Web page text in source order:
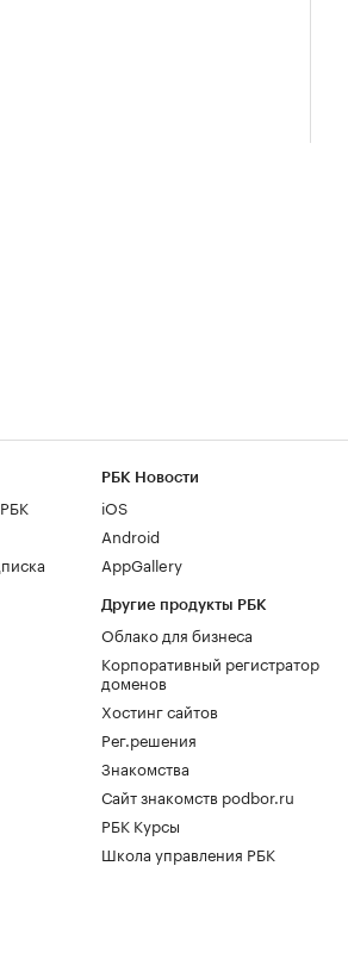
РБК Новости
iOS
Android
AppGallery
Другие продукты РБК
Облако для бизнеса
Корпоративный регистратор
доменов
Хостинг сайтов
Рег.решения
Знакомства
Сайт знакомств podbor.ru
РБК Курсы
Школа управления РБК